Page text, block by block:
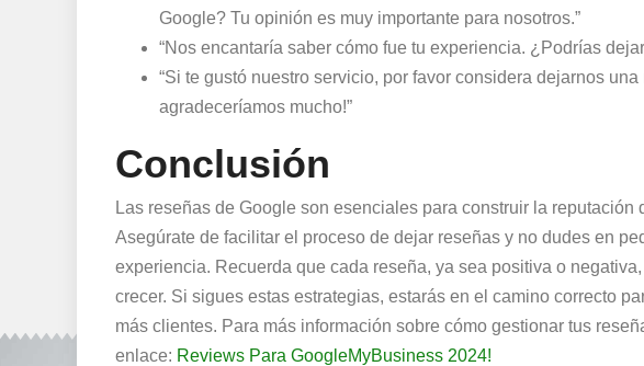
Google? Tu opinión es muy importante para nosotros.”
“Nos encantaría saber cómo fue tu experiencia. ¿Podrías
“Si te gustó nuestro servicio, por favor considera dejarnos una
agradeceríamos mucho!”
Conclusión
Las reseñas de Google son esenciales para construir la reputación
Asegúrate de facilitar el proceso de dejar reseñas y no dudes en
experiencia. Recuerda que cada reseña, ya sea positiva o
crecer. Si sigues estas estrategias, estarás en el camino correcto
más clientes. Para más información sobre cómo gestionar tus
enlace: Reviews Para GoogleMyBusiness 2024!